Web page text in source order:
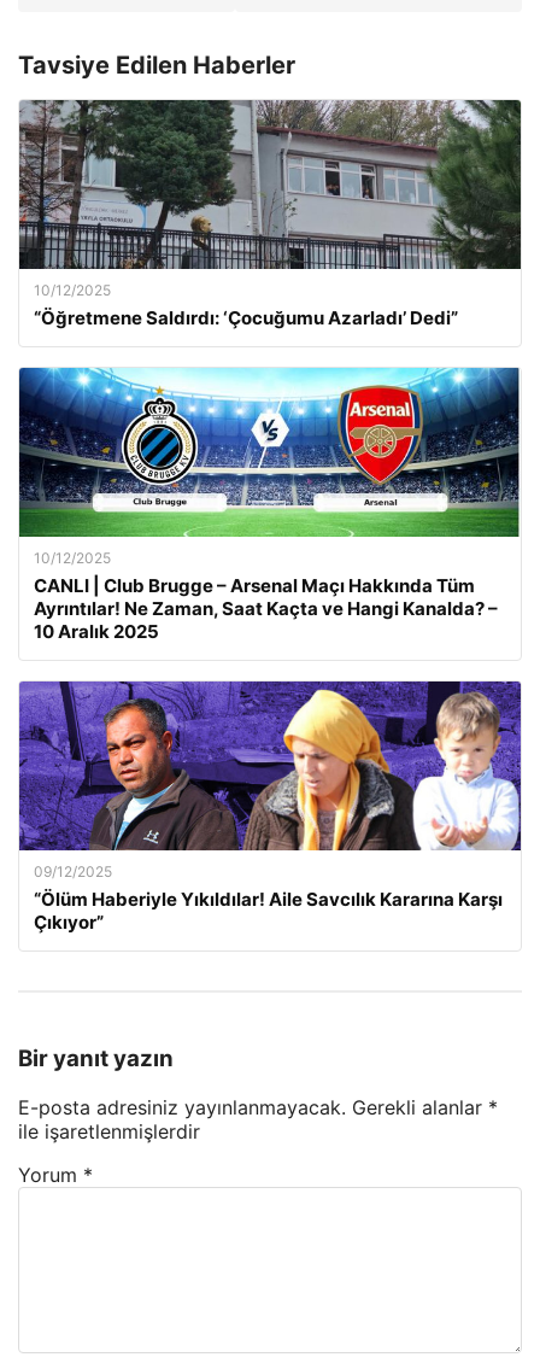
Tavsiye Edilen Haberler
10/12/2025
“Öğretmene Saldırdı: ‘Çocuğumu Azarladı’ Dedi”
10/12/2025
CANLI | Club Brugge – Arsenal Maçı Hakkında Tüm
Ayrıntılar! Ne Zaman, Saat Kaçta ve Hangi Kanalda? –
10 Aralık 2025
09/12/2025
“Ölüm Haberiyle Yıkıldılar! Aile Savcılık Kararına Karşı
Çıkıyor”
Bir yanıt yazın
E-posta adresiniz yayınlanmayacak. Gerekli alanlar *
ile işaretlenmişlerdir
Yorum *